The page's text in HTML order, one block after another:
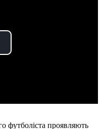
футболіста проявляють